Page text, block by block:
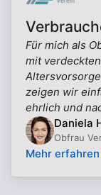
Für mich als
mit
zeigen wir
ehrlich und
Daniela
Obfrau
Mehr erfahren